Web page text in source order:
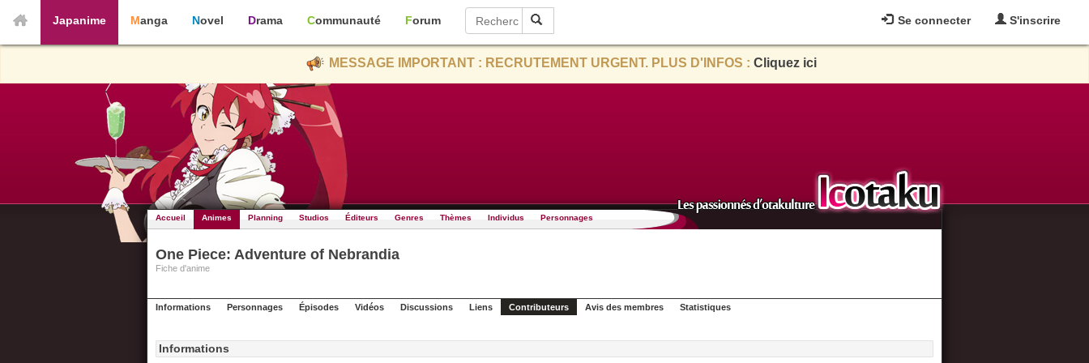
Se connecter S'inscrire
Japanime Manga Novel Drama Communauté Forum
MESSAGE IMPORTANT : RECRUTEMENT URGENT. PLUS D'INFOS : Cliquez ici
Accueil Animes Planning Studios Éditeurs Genres Thèmes Individus Personnages
One Piece: Adventure of Nebrandia
Fiche d'anime
Informations Personnages Épisodes Vidéos Discussions Liens Contributeurs Avis des membres Statistiques
Informations